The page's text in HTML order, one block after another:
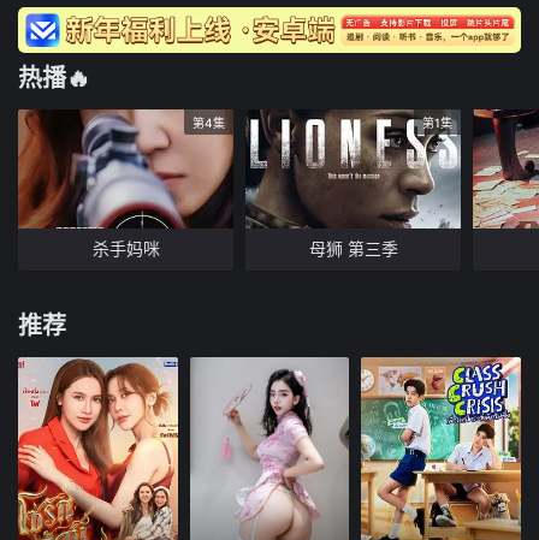
热播🔥
第4集
杀手妈咪
第1集
母狮 第三季
推荐